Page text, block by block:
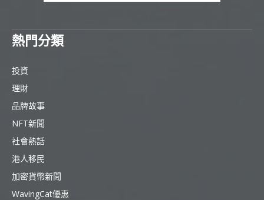
熱門分類
投資
理財
品牌故事
NFT新聞
社會熱話
港人移民
加密貨幣新聞
WavingCat優惠